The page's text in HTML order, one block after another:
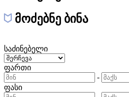
მოძებნე ბინა
საძინებელი
ფართი
-
ფასი